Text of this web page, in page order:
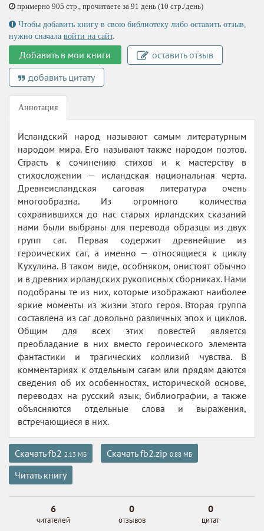
примерно 905 стр., прочитаете за 91 день (10 стр./день)
Чтобы добавить книгу в свою библиотеку либо оставить отзыв,
нужно сначала войти на сайт.
Добавить в мои книги
оставить отзыв
добавить цитату
Аннотация
Исландский народ называют самым литературным
народом мира. Его называют также народом поэтов.
Страсть к сочинению стихов и к мастерству в
стихосложении — исландская национальная черта.
Древнеисландская саговая литература очень
многообразна. Из огромного количества
сохранившихся до нас старых ирландских сказаний
нами были выбраны для перевода образцы из двух
групп саг. Первая содержит древнейшие из
героических саг, а именно — относящиеся к циклу
Кухулина. В таком виде, особняком, онистоят обычно
и в древних ирландских рукописных сборниках. Нами
подобраны те из них, которые изображают наиболее
яркие моменты из жизни этого героя. Вторая группа
составлена из саг довольно различных эпох и циклов.
Общим для всех этих повестей является
преобладание в них вместо героического элемента
фантастики и трагических коллизий чувства. В
комментариях к отдельным сагам или прядям даются
сведения об их особенностях, исторической основе,
переводах на русский язык, библиографии, а также
объясняются отдельные слова и выражения,
встречающиеся в них.
Скачать fb2 2.13 МБ Скачать fb2.zip 0.88 МБ
Читать книгу
6
читателей
0
отзывов
0
цитат